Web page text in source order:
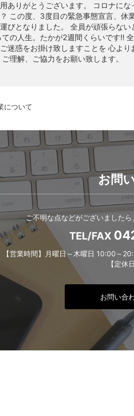
ありがとうございます。 コロナに
この度、3度目の緊急事態宣言、
びとなりました。 全員が頑張らな
ての人生。たかが2週間くらいです‼
迷惑をお掛け致しますことを 心よ
理解、ご協力をお願い致します。
について
お問
ご不明な点などがございましたら
TEL/FAX
【営業時間】月曜日～木曜日 10:00～
【定休
お問い合